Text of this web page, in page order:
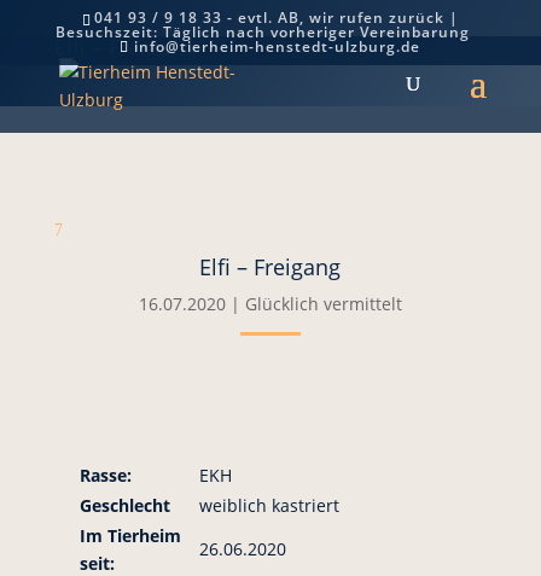
041 93 / 9 18 33 - evtl. AB, wir rufen zurück |
Besuchszeit: Täglich nach vorheriger Vereinbarung
info@tierheim-henstedt-ulzburg.de
Elfi – Freigang
7
Elfi – Freigang
16.07.2020| Glücklich vermittelt
Rasse:
EKH
Geschlecht
weiblich kastriert
Im Tierheim
seit:
26.06.2020